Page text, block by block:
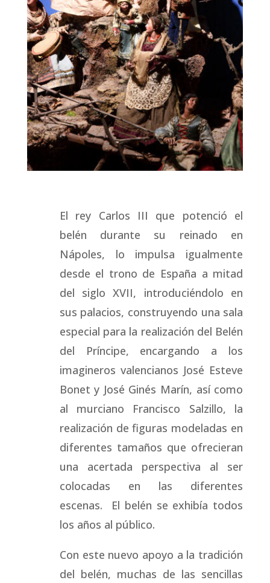
El rey Carlos III que potenció el
belén durante su reinado en
Nápoles, lo impulsa igualmente
desde el trono de España a mitad
del siglo XVII, introduciéndolo en
sus palacios, construyendo una sala
especial para la realización del Belén
del Príncipe, encargando a los
imagineros valencianos José Esteve
Bonet y José Ginés Marín, así como
al murciano Francisco Salzillo, la
realización de figuras modeladas en
diferentes tamaños que ofrecieran
una acertada perspectiva al ser
colocadas en las diferentes
escenas. El belén se exhibía todos
los años al público.
Con este nuevo apoyo a la tradición
del belén, muchas de las sencillas